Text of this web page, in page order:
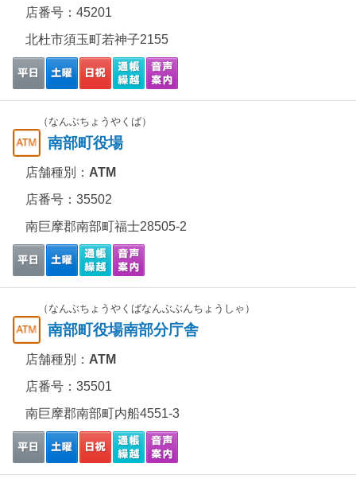
店番号：45201
北杜市須玉町若神子2155
（なんぶちょうやくば）
南部町役場
店舗種別： ATM
店番号：35502
南巨摩郡南部町福士28505-2
（なんぶちょうやくばなんぶぶんちょうしゃ）
南部町役場南部分庁舎
店舗種別： ATM
店番号：35501
南巨摩郡南部町内船4551-3